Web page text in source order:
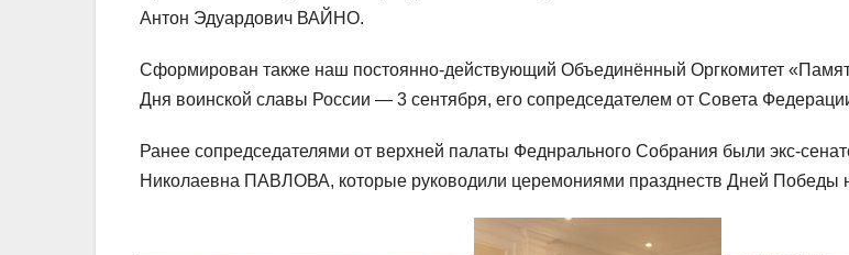
Антон Эдуардович ВАЙНО.
Сформирован также наш постоянно-действующий Объединённый Оргкомитет
Дня воинской славы России — 3 сентября, его сопредседателем от Совета
Ранее сопредседателями от верхней палаты Феднрального Собрания были экс-
Николаевна ПАВЛОВА, которые руководили церемониями празднеств Дней Победы